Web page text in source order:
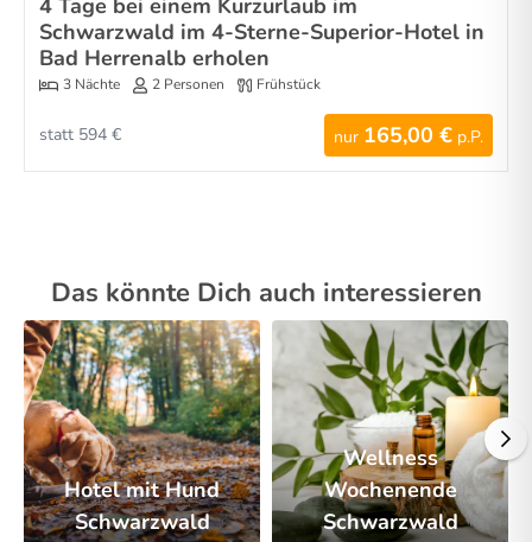
Schwarzwald im 4-Sterne-Superior-Hotel in
Bad Herrenalb erholen
3 Nächte 2 Personen Frühstück
nur 165,00 € p.P.
statt 594 €
Das könnte Dich auch interessieren
Hotel mit Hund
Schwarzwald
Wellness
Wochenende
Schwarzwald